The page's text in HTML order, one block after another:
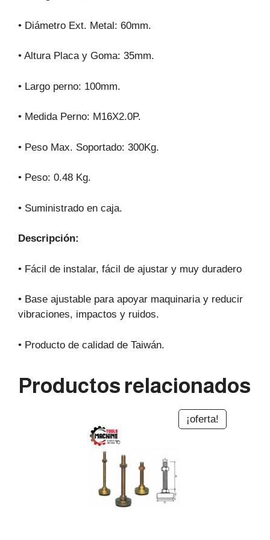
• Diámetro Ext. Metal: 60mm.
• Altura Placa y Goma: 35mm.
• Largo perno: 100mm.
• Medida Perno: M16X2.0P.
• Peso Max. Soportado: 300Kg.
• Peso: 0.48 Kg.
• Suministrado en caja.
Descripción:
• Fácil de instalar, fácil de ajustar y muy duradero
• Base ajustable para apoyar maquinaria y reducir
vibraciones, impactos y ruidos.
• Producto de calidad de Taiwán.
Productos relacionados
¡oferta!